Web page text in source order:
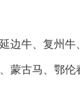
牛、复州牛
蒙古马、鄂伦